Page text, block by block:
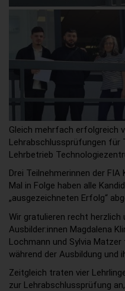
Gleich mehrfach erfolgreich
Lehrabschlussprüfungen für
Lehrbetrieb
Drei Teilnehmerinnen der
Mal in Folge haben alle
„ausgezeichneten Erfolg“
Wir gratulieren recht herzlich
Ausbilder:innen Magdalena
Lochmann und Sylvia
während der Ausbildung und
Zeitgleich traten vier
zur Lehrabschlussprüfung